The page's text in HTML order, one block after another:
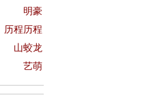
明豪
历程历程
山蛟龙
艺萌